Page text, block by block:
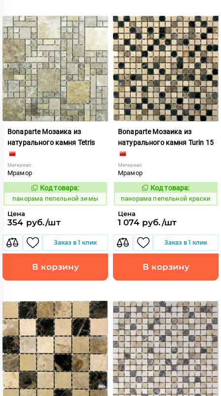
Bonaparte Мозаика из
натурального камня Tetris
Материал:
Мрамор
540032
Код товара:
панорама пепельной зимы
Цена
354 руб./шт
Заказ в 1 клик
В корзину
Bonaparte Мозаика из
натурального камня Turin 15
Материал:
Мрамор
540039
Код товара:
панорама пепельной краски
Цена
1 074 руб./шт
Заказ в 1 клик
В корзину